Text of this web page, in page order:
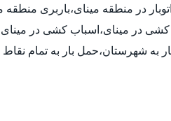
در منطقه مینای،باربری
کشی در مینای،اسباب کشی در